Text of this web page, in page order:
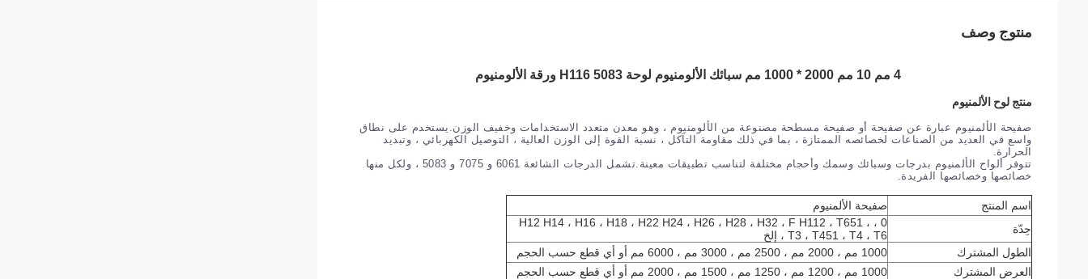
منتوج وصف
4 مم 10 مم 2000 * 1000 مم سبائك الألومنيوم لوحة 5083 H116 ورقة الألومنيوم
منتج لوح الألمنيوم
صفيحة الألمنيوم عبارة عن صفيحة أو صفيحة مسطحة مصنوعة من الألومنيوم ، وهو معدن متعدد الاستخدامات وخفيف الوزن.يستخدم على نطاق
واسع في العديد من الصناعات لخصائصه الممتازة ، بما في ذلك مقاومة التآكل ، نسبة القوة إلى الوزن العالية ، التوصيل الكهربائي ، وتبديد
الحرارة.
تتوفر ألواح الألمنيوم بدرجات وسبائك وسمك وأحجام مختلفة لتناسب تطبيقات معينة.تشمل الدرجات الشائعة 6061 و 7075 و 5083 ، ولكل منها
خصائصها وخصائصها الفريدة.
اسم المنتج
صفيحة الألمنيوم
حِدّة
0 ، H12 H14 ، H16 ، H18 ، H22 H24 ، H26 ، H28 ، H32 ، F H112 ، T651 ،
T3 ، T451 ، T4 ، T6 ، إلخ
الطول المشترك
1000 مم ، 2000 مم ، 2500 مم ، 3000 مم ، 6000 مم أو أي قطع حسب الحجم
العرض المشترك
1000 مم ، 1200 مم ، 1250 مم ، 1500 مم ، 2000 مم أو أي قطع حسب الحجم